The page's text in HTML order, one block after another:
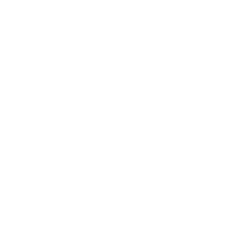
trasmesso il
Natale in